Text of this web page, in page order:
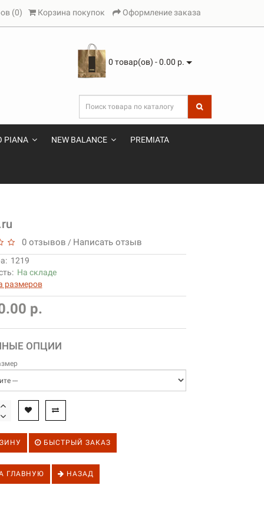
(0) Корзина покупок Оформление заказа
0 товар(ов) - 0.00 р.
PIANA NEW BALANCE PREMIATA
0 отзывов / Написать отзыв
1219
На складе
размеров
р.
ОПЦИИ
БЫСТРЫЙ ЗАКАЗ
ГЛАВНУЮ НАЗАД